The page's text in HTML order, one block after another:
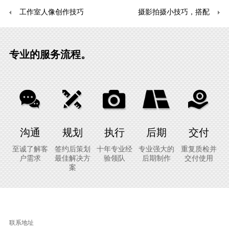
工作室人像创作技巧 摄影拍摄小技巧，搭配
专业的服务流程。
沟通
至诚了解客
户需求
规划
签约后策划
最佳解决方
案
执行
十年专业经
验领队
后期
专业强大的
后期制作
交付
重复质检并
交付使用
联系地址